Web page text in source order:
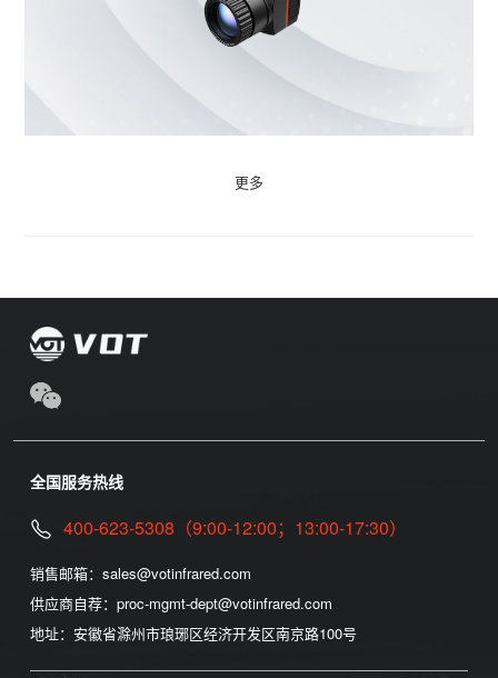
更多
全国服务热线
400-623-5308（9:00-12:00；13:00-17:30）
销售邮箱： sales@votinfrared.com
供应商自荐： proc-mgmt-dept@votinfrared.com
地址： 安徽省滁州市琅琊区经济开发区南京路100号